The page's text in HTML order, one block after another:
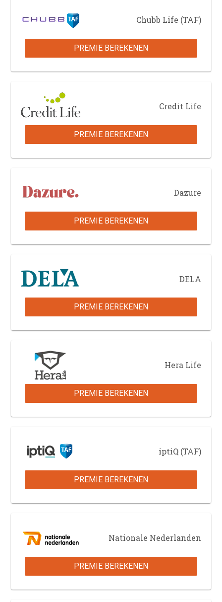
Chubb Life (TAF)
PREMIE BEREKENEN
Credit Life
PREMIE BEREKENEN
Dazure
PREMIE BEREKENEN
DELA
PREMIE BEREKENEN
Hera Life
PREMIE BEREKENEN
iptiQ (TAF)
PREMIE BEREKENEN
Nationale Nederlanden
PREMIE BEREKENEN